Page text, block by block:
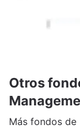
Otros
Más fondos de